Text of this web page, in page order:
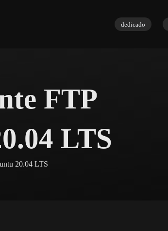
dedicado
FTP
LTS
20.04 LTS